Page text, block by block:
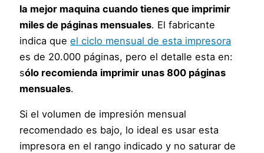
la mejor maquina cuando tienes que imprimir
miles de páginas mensuales. El fabricante
indica queel ciclo mensual de esta impresora
es de 20.000 páginas, pero el detalle esta en:
sólo recomienda imprimir unas 800 páginas
mensuales.
Si el volumen de impresión mensual
recomendado es bajo, lo ideal es usar esta
impresora en el rango indicado y no saturar de